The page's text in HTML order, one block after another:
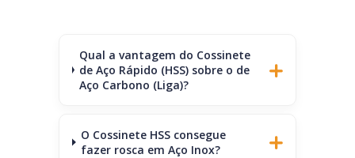
Qual a vantagem do Cossinete
de Aço Rápido (HSS) sobre o de
Aço Carbono (Liga)?
O Cossinete HSS consegue
fazer rosca em Aço Inox?